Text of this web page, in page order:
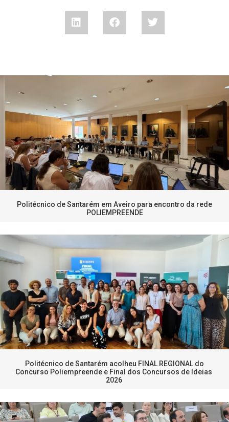
Politécnico de Santarém em Aveiro para encontro da rede
POLIEMPREENDE
Politécnico de Santarém acolheu FINAL REGIONAL do
Concurso Poliempreende e Final dos Concursos de Ideias
2026